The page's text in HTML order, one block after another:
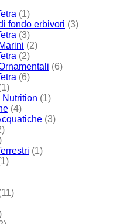
(1)
fondo erbivori (3)
(3)
(2)
(2)
(6)
(6)
Nutrition (1)
(4)
(3)
(1)